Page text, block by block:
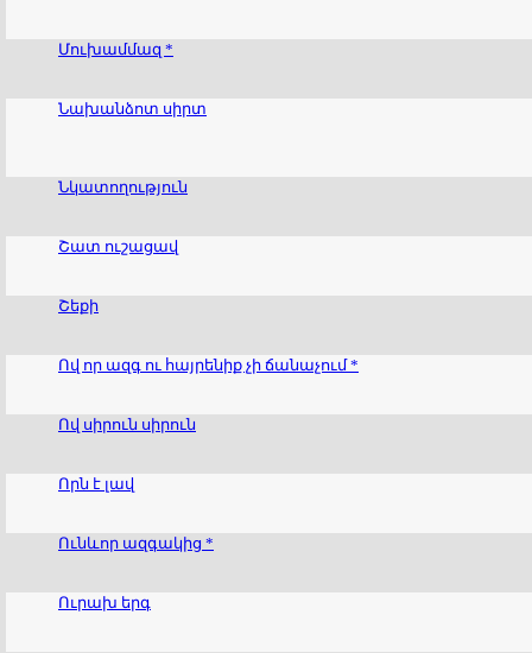
Մուխամմազ *
Նախանձոտ սիրտ
Նկատողություն
Շատ ուշացավ
Շեքի
Ով որ ազգ ու հայրենիք չի ճանաչում *
Ով սիրուն սիրուն
Որն է լավ
Ունևոր ազգակից *
Ուրախ երգ